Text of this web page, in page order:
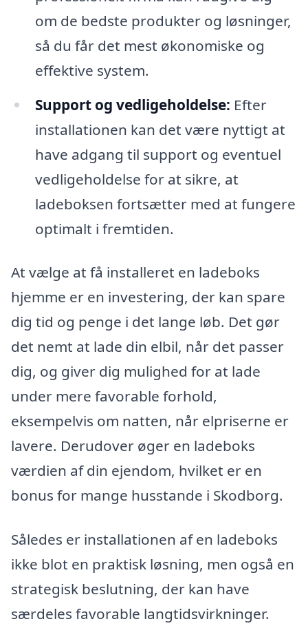
om de bedste produkter og løsninger,
så du får det mest økonomiske og
effektive system.
Support og vedligeholdelse: Efter
installationen kan det være nyttigt at
have adgang til support og eventuel
vedligeholdelse for at sikre, at
ladeboksen fortsætter med at fungere
optimalt i fremtiden.
At vælge at få installeret en ladeboks
hjemme er en investering, der kan spare
dig tid og penge i det lange løb. Det gør
det nemt at lade din elbil, når det passer
dig, og giver dig mulighed for at lade
under mere favorable forhold,
eksempelvis om natten, når elpriserne er
lavere. Derudover øger en ladeboks
værdien af din ejendom, hvilket er en
bonus for mange husstande i Skodborg.
Således er installationen af en ladeboks
ikke blot en praktisk løsning, men også en
strategisk beslutning, der kan have
særdeles favorable langtidsvirkninger.